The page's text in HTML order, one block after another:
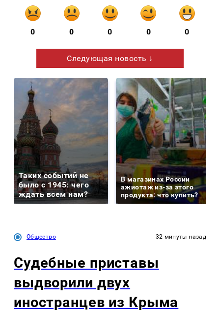
0 0 0 0 0
Следующая новость ↓
Таких событий не
было с 1945: чего
ждать всем нам?
В магазинах России
ажиотаж из-за этого
продукта: что купить?
Общество 32 минуты назад
Судебные приставы
выдворили двух
иностранцев из Крыма